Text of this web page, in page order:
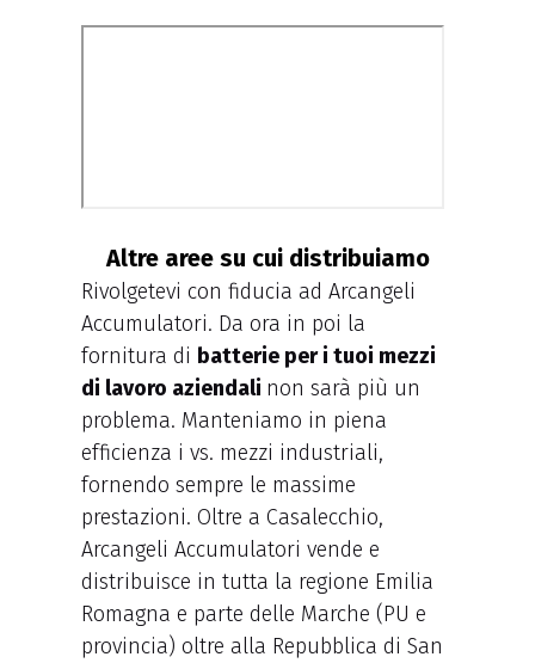
Altre aree su cui distribuiamo
Rivolgetevi con fiducia ad Arcangeli
Accumulatori. Da ora in poi la
fornitura di batterie per i tuoi mezzi
di lavoro aziendali non sarà più un
problema. Manteniamo in piena
efficienza i vs. mezzi industriali,
fornendo sempre le massime
prestazioni. Oltre a Casalecchio,
Arcangeli Accumulatori vende e
distribuisce in tutta la regione Emilia
Romagna e parte delle Marche (PU e
provincia) oltre alla Repubblica di San